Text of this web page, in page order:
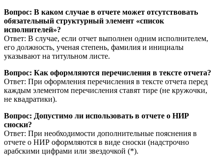
Вопрос: В каком случае в отчете может отсутствовать
обязательный структурный элемент «список
исполнителей»?
Ответ: В случае, если отчет выполнен одним исполнителем,
его должность, ученая степень, фамилия и инициалы
указывают на титульном листе.
Вопрос: Как оформляются перечисления в тексте отчета?
Ответ: При оформления перечисления в тексте отчета перед
каждым элементом перечисления ставят тире (не кружочки,
не квадратики).
Вопрос: Допустимо ли использовать в отчете о НИР
сноски?
Ответ: При необходимости дополнительные пояснения в
отчете о НИР оформляются в виде сноски (надстрочно
арабскими цифрами или звездочкой (*).